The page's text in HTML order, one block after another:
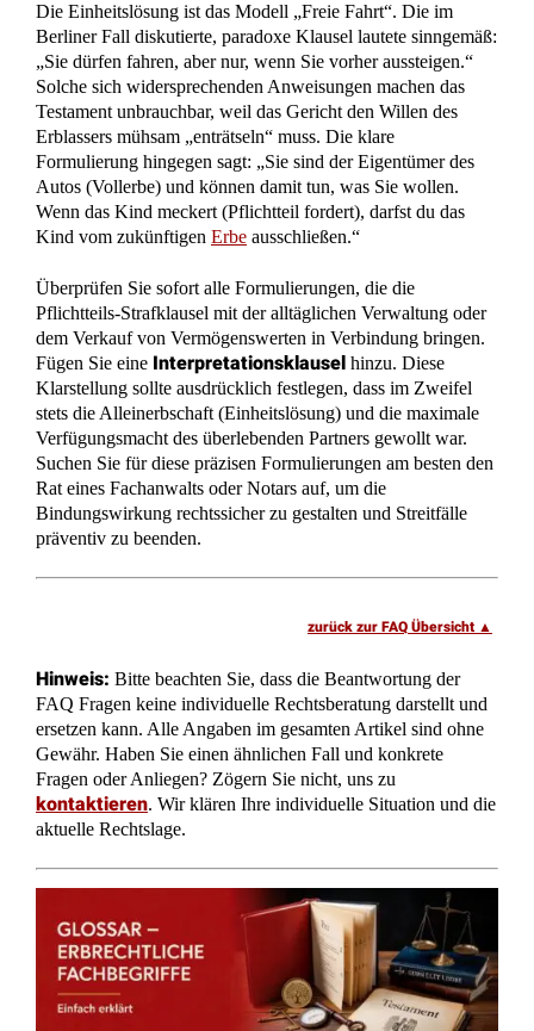
Erblassers mühsam „enträtseln“ muss. Die klare
Formulierung hingegen sagt: „Sie sind der Eigentümer des
Autos (Vollerbe) und können damit tun, was Sie wollen.
Wenn das Kind meckert (Pflichtteil fordert), darfst du das
Kind vom zukünftigenErbeausschließen.“
Überprüfen Sie sofort alle Formulierungen, die die
Pflichtteils-Strafklausel mit der alltäglichen Verwaltung oder
dem Verkauf von Vermögenswerten in Verbindung bringen.
Fügen Sie eineInterpretationsklauselhinzu. Diese
stets die Alleinerbschaft (Einheitslösung) und die maximale
Verfügungsmacht des überlebenden Partners gewollt war.
Suchen Sie für diese präzisen Formulierungen am besten den
Rat eines Fachanwalts oder Notars auf, um die
Bindungswirkung rechtssicher zu gestalten und Streitfälle
präventiv zu beenden.
zurück zur FAQ Übersicht
Hinweis:
FAQ Fragen keine individuelle Rechtsberatung darstellt und
Gewähr. Haben Sie einen ähnlichen Fall und konkrete
kontaktieren. Wir klären Ihre individuelle Situation und die
aktuelle Rechtslage.
Glossar – Fachbegriffe kurz erklärt